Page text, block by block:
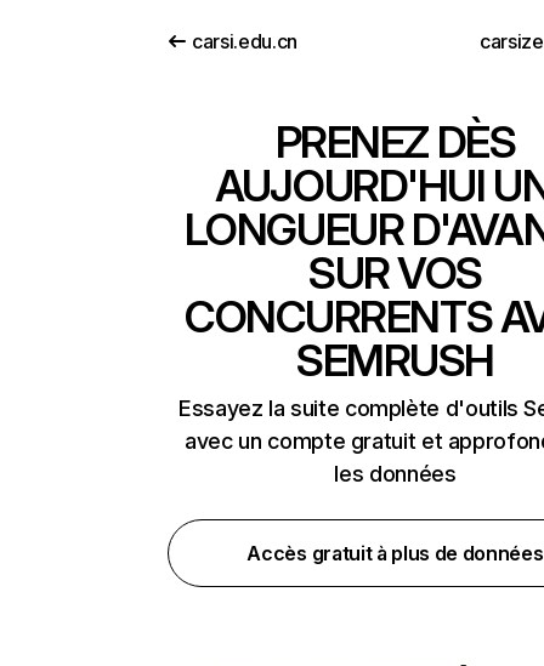
carsi.edu.cn
PRENEZ DÈS
AUJOURD'HUI
LONGUEUR
SUR VOS
CONCURRENTS
SEMRUSH
Essayez la suite complète d'outils
avec un compte gratuit et
les données
Accès gratuit à plus de données